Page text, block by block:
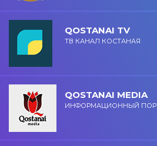
QOSTANAI TV
ТВ КАНАЛ КОСТАНАЯ
QOSTANAI MEDIA
ИНФОРМАЦИОННЫЙ